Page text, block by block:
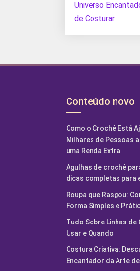
Universo
de Costurar
Conteúdo novo
Como o Crochê Está
Milhares de Pessoas
uma Renda Extra
Agulhas de crochê
dicas completas para
Roupa que Rasgou:
Forma Simples e
Tudo Sobre Linhas de
Usar e Quando
Costura Criativa:
Encantador da Arte